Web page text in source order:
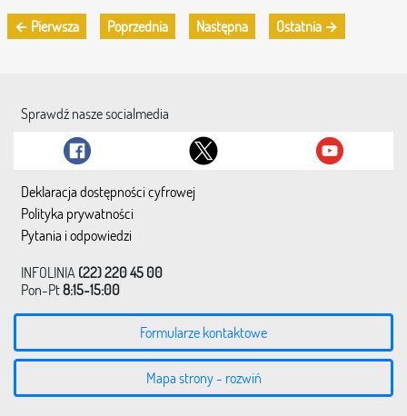
← Pierwsza Poprzednia Następna Ostatnia →
Sprawdź nasze socialmedia
Deklaracja dostępności cyfrowej
Polityka prywatności
Pytania i odpowiedzi
INFOLINIA (22) 220 45 00
Pon-Pt8:15-15:00
Formularze kontaktowe
Mapa strony - rozwiń